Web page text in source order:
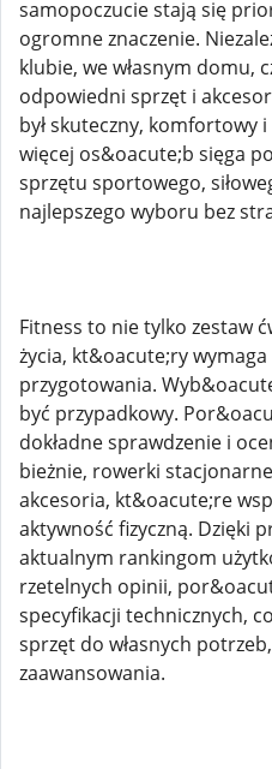
samopoczucie stają się
ogromne znaczenie.
klubie, we własnym domu,
odpowiedni sprzęt i
był skuteczny, komfortowy
więcej os&oacute;b sięga
sprzętu sportowego,
najlepszego wyboru bez
Fitness to nie tylko zestaw
życia, kt&oacute;ry
przygotowania.
być przypadkowy.
dokładne sprawdzenie i
bieżnie, rowerki
akcesoria, kt&oacute;re
aktywność fizyczną. Dzięki
aktualnym rankingom
rzetelnych opinii,
specyfikacji technicznych,
sprzęt do własnych
zaawansowania.